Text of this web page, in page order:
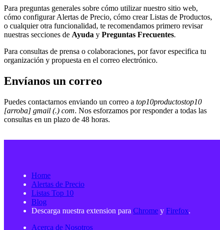
Para preguntas generales sobre cómo utilizar nuestro sitio web,
cómo configurar Alertas de Precio, cómo crear Listas de Productos,
o cualquier otra funcionalidad, te recomendamos primero revisar
nuestras secciones de Ayuda y Preguntas Frecuentes.
Para consultas de prensa o colaboraciones, por favor especifica tu
organización y propuesta en el correo electrónico.
Envíanos un correo
Puedes contactarnos enviando un correo a top10productostop10
[arroba] gmail (.) com. Nos esforzamos por responder a todas las
consultas en un plazo de 48 horas.
Home
Alertas de Precio
Listas Top 10
Blog
Descarga nuestra extension para Chrome y Firefox.
Acerca de Nosotros